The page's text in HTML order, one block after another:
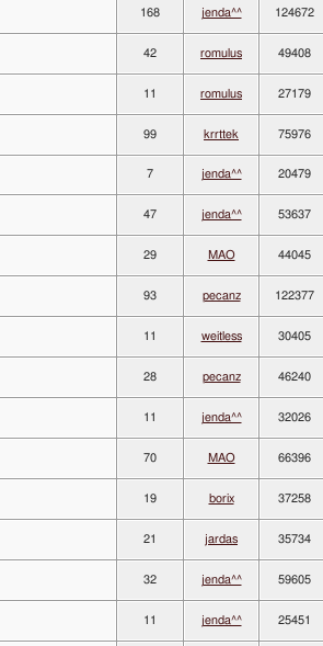
168 jenda^^ 124672
42 romulus 49408
11 romulus 27179
99 krrttek 75976
7 jenda^^ 20479
47 jenda^^ 53637
29 MAO 44045
93 pecanz 122377
11 weitless 30405
28 pecanz 46240
11 jenda^^ 32026
70 MAO 66396
19 borix 37258
21 jardas 35734
32 jenda^^ 59605
11 jenda^^ 25451